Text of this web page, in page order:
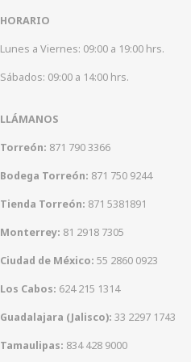
HORARIO
Lunes a Viernes: 09:00 a 19:00 hrs.
Sábados: 09:00 a 14:00 hrs.
LLÁMANOS
Torreón: 871 790 3366
Bodega Torreón: 871 750 9244
Tienda Torreón: 871 5381891
Monterrey: 81 2918 7305
Ciudad de México: 55 2860 0923
Los Cabos: 624 215 1314
Guadalajara (Jalisco): 33 2297 1743
Tamaulipas: 834 428 9000